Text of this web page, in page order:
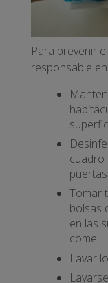
Para prevenir
responsable
cuadro
puertas.
Tomar
bolsas
en las
come.
Lavar